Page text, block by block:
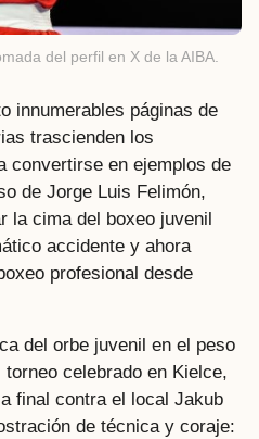
del perfil en X de la AIBA.
innumerables páginas de
trascienden los
convertirse en ejemplos de
de Jorge Luis Felimón,
la cima del boxeo juvenil
accidente y ahora
profesional desde
del orbe juvenil en el peso
celebrado en Kielce,
final contra el local Jakub
de técnica y coraje: